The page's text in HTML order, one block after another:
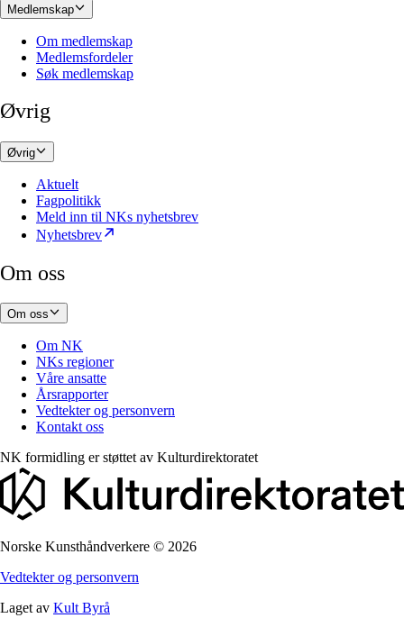
Medlemskap
Om medlemskap
Medlemsfordeler
Søk medlemskap
Øvrig
Øvrig
Aktuelt
Fagpolitikk
Meld inn til NKs nyhetsbrev
Nyhetsbrev
Om oss
Om oss
Om NK
NKs regioner
Våre ansatte
Årsrapporter
Vedtekter og personvern
Kontakt oss
NK formidling er støttet av Kulturdirektoratet
Norske Kunsthåndverkere © 2026
Vedtekter og personvern
Laget av Kult Byrå